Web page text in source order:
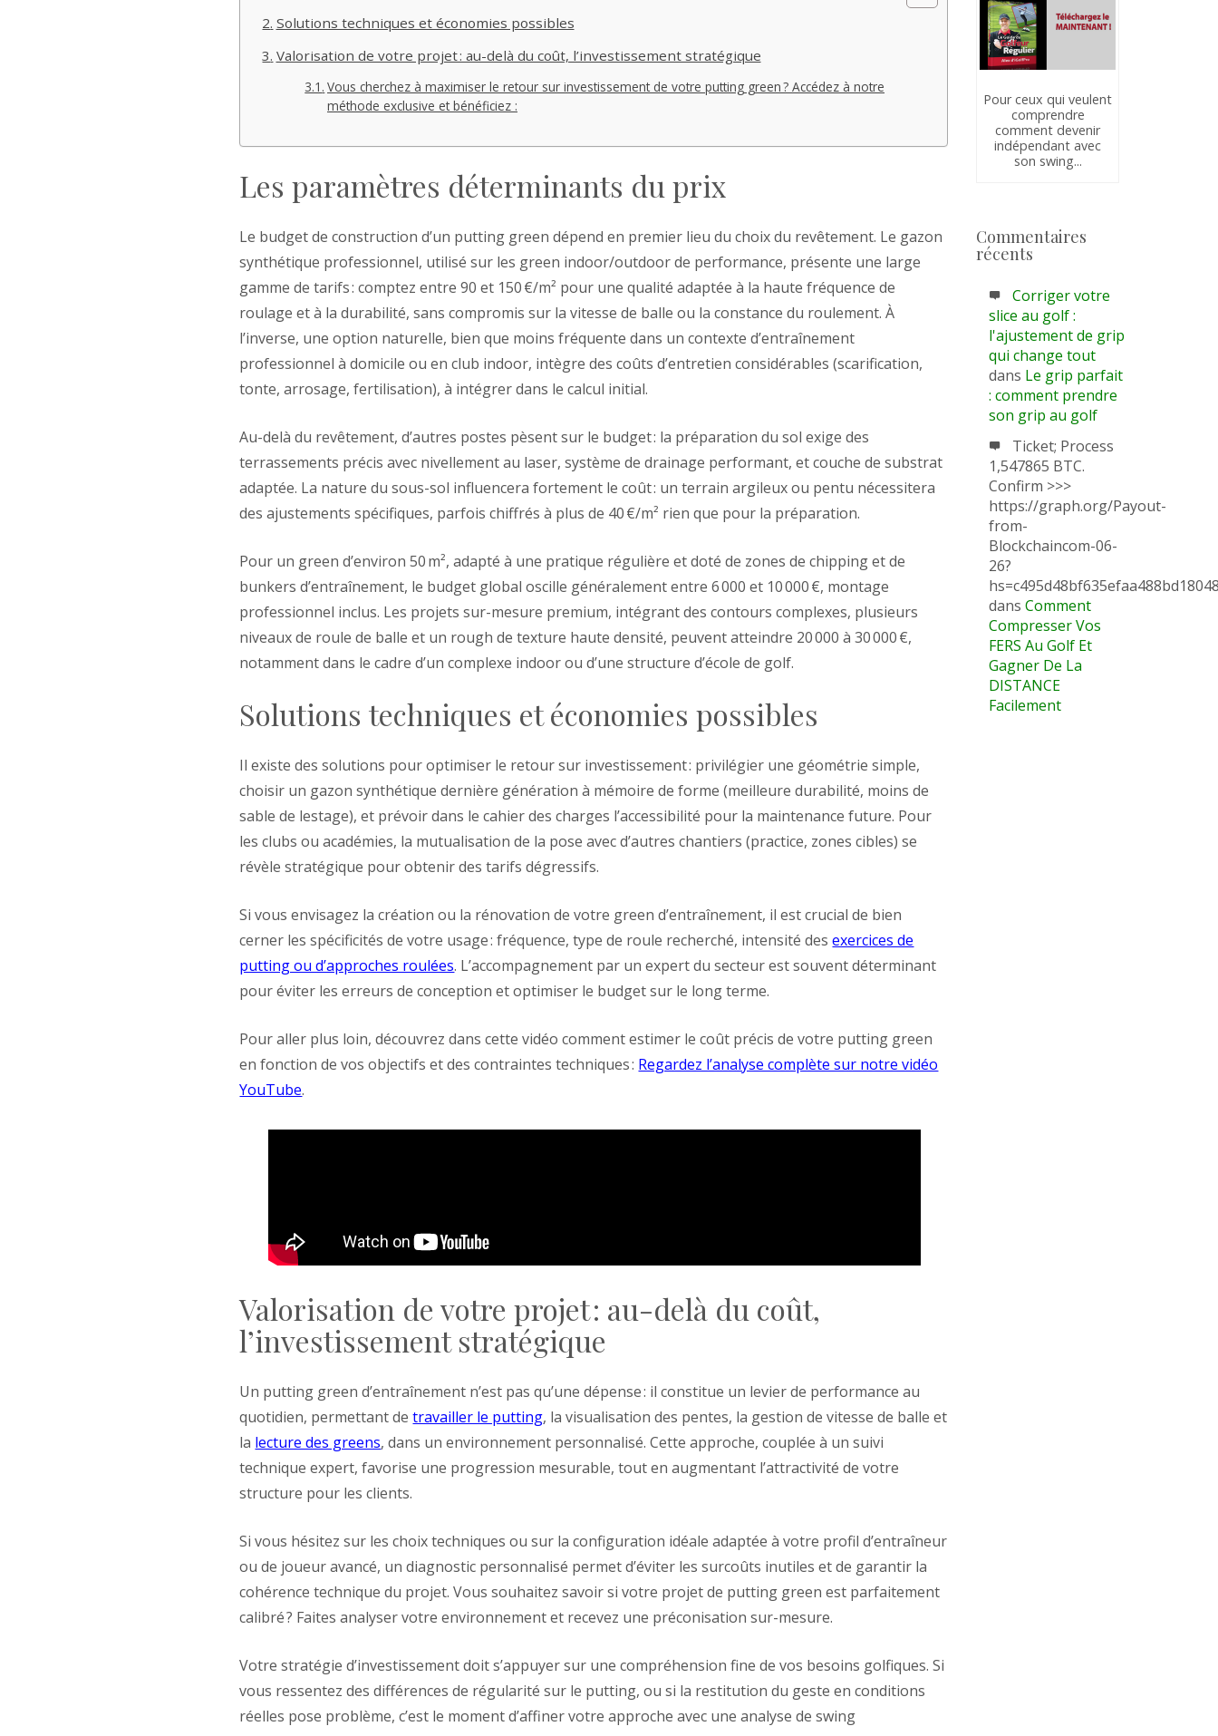
Solutions techniques et économies possibles
Valorisation de votre projet : au-delà du coût, l’investissement stratégique
Vous cherchez à maximiser le retour sur investissement de votre putting green ? Accédez à notre
méthode exclusive et bénéficiez :
Les paramètres déterminants du prix
Le budget de construction d’un putting green dépend en premier lieu du choix du revêtement. Le gazon
synthétique professionnel, utilisé sur les green indoor/outdoor de performance, présente une large
gamme de tarifs : comptez entre 90 et 150 €/m² pour une qualité adaptée à la haute fréquence de
roulage et à la durabilité, sans compromis sur la vitesse de balle ou la constance du roulement. À
l’inverse, une option naturelle, bien que moins fréquente dans un contexte d’entraînement
professionnel à domicile ou en club indoor, intègre des coûts d’entretien considérables (scarification,
tonte, arrosage, fertilisation), à intégrer dans le calcul initial.
Au-delà du revêtement, d’autres postes pèsent sur le budget : la préparation du sol exige des
terrassements précis avec nivellement au laser, système de drainage performant, et couche de substrat
adaptée. La nature du sous-sol influencera fortement le coût : un terrain argileux ou pentu nécessitera
des ajustements spécifiques, parfois chiffrés à plus de 40 €/m² rien que pour la préparation.
Pour un green d’environ 50 m², adapté à une pratique régulière et doté de zones de chipping et de
bunkers d’entraînement, le budget global oscille généralement entre 6 000 et 10 000 €, montage
professionnel inclus. Les projets sur-mesure premium, intégrant des contours complexes, plusieurs
niveaux de roule de balle et un rough de texture haute densité, peuvent atteindre 20 000 à 30 000 €,
notamment dans le cadre d’un complexe indoor ou d’une structure d’école de golf.
Solutions techniques et économies possibles
Il existe des solutions pour optimiser le retour sur investissement : privilégier une géométrie simple,
choisir un gazon synthétique dernière génération à mémoire de forme (meilleure durabilité, moins de
sable de lestage), et prévoir dans le cahier des charges l’accessibilité pour la maintenance future. Pour
les clubs ou académies, la mutualisation de la pose avec d’autres chantiers (practice, zones cibles) se
révèle stratégique pour obtenir des tarifs dégressifs.
Si vous envisagez la création ou la rénovation de votre green d’entraînement, il est crucial de bien
cerner les spécificités de votre usage : fréquence, type de roule recherché, intensité desexercices de
putting ou d’approches roulées. L’accompagnement par un expert du secteur est souvent déterminant
pour éviter les erreurs de conception et optimiser le budget sur le long terme.
Pour aller plus loin, découvrez dans cette vidéo comment estimer le coût précis de votre putting green
en fonction de vos objectifs et des contraintes techniques : Regardez l’analyse complète sur notre vidéo
YouTube.
Valorisation de votre projet : au-delà du coût,
l’investissement stratégique
Un putting green d’entraînement n’est pas qu’une dépense : il constitue un levier de performance au
quotidien, permettant detravailler le putting, la visualisation des pentes, la gestion de vitesse de balle et
la lecture des greens, dans un environnement personnalisé. Cette approche, couplée à un suivi
technique expert, favorise une progression mesurable, tout en augmentant l’attractivité de votre
structure pour les clients.
Si vous hésitez sur les choix techniques ou sur la configuration idéale adaptée à votre profil d’entraîneur
ou de joueur avancé, un diagnostic personnalisé permet d’éviter les surcoûts inutiles et de garantir la
cohérence technique du projet. Vous souhaitez savoir si votre projet de putting green est parfaitement
calibré ? Faites analyser votre environnement et recevez une préconisation sur-mesure.
Votre stratégie d’investissement doit s’appuyer sur une compréhension fine de vos besoins golfiques. Si
vous ressentez des différences de régularité sur le putting, ou si la restitution du geste en conditions
réelles pose problème, c’est le moment d’affiner votre approche avec une analyse de swing
Pour ceux qui veulent
comprendre
comment devenir
indépendant avec
son swing...
Commentaires
récents
Corriger votre
slice au golf :
l'ajustement de grip
qui change tout
dans Le grip parfait
: comment prendre
son grip au golf
Ticket; Process
1,547865 BTC.
Confirm >>>
https://graph.org/Payout-
from-
Blockchaincom-06-
26?
dans Comment
Compresser Vos
FERS Au Golf Et
Gagner De La
DISTANCE
Facilement